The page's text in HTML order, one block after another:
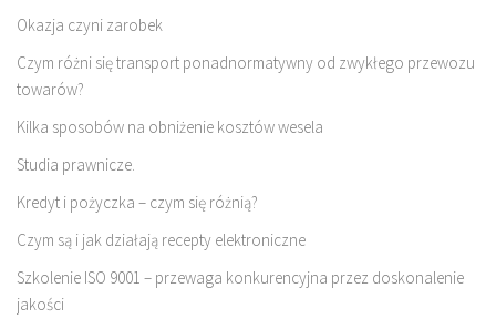
Okazja czyni zarobek
Czym różni się transport ponadnormatywny od zwykłego przewozu
towarów?
Kilka sposobów na obniżenie kosztów wesela
Studia prawnicze.
Kredyt i pożyczka – czym się różnią?
Czym są i jak działają recepty elektroniczne
Szkolenie ISO 9001 – przewaga konkurencyjna przez doskonalenie
jakości